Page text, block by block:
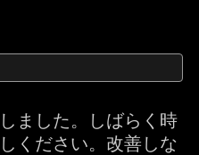
ました。しばらく時
ください。改善しな